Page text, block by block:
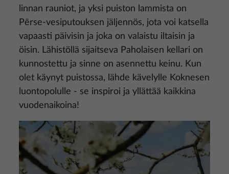
linnan rauniot, ja yksi puiston lammista on
Pērse-vesiputouksen jäljennös, jota voi katsella
vapaasti päivisin ja joka on valaistu iltaisin ja
öisin. Lähistöllä sijaitseva Paholaisen kellari on
kunnostettu ja sinne on asennettu keinu. Kun
olet käynyt puistossa, lähde kävelylle Koknesen
luontopolulle - se inspiroi ja yllättää kaikkina
vuodenaikoina!